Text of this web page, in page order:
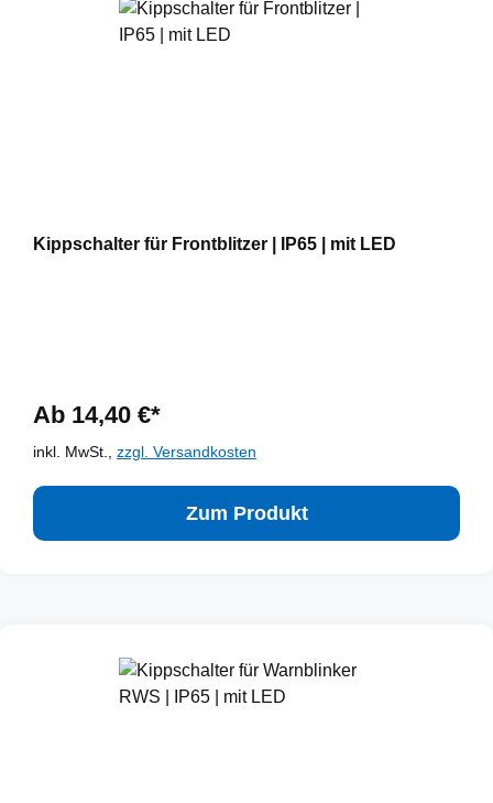
Kippschalter für Frontblitzer | IP65 | mit LED
Ab 14,40 €*
inkl. MwSt., zzgl. Versandkosten
Zum Produkt